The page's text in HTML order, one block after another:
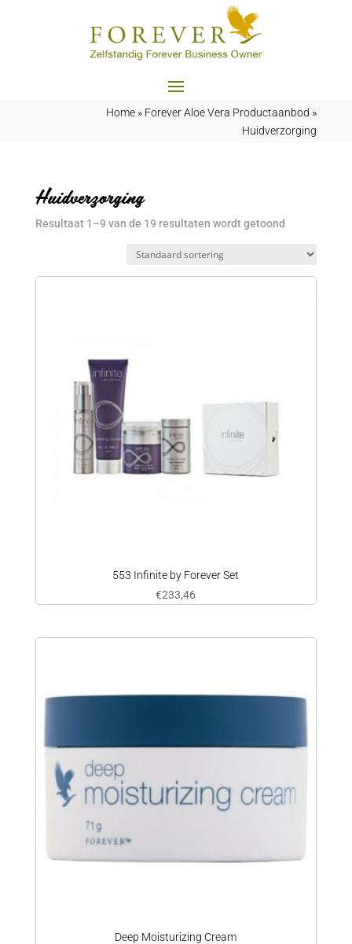
Home » Forever Aloe Vera Productaanbod »
Huidverzorging
Huidverzorging
Resultaat 1–9 van de 19 resultaten wordt getoond
553 Infinite by Forever Set
€233,46
Deep Moisturizing Cream